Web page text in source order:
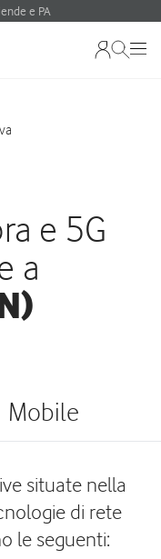
e PA
e 5G
a
Mobile
situate nella
di rete
le seguenti: